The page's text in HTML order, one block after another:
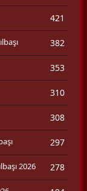
421
382
353
310
308
297
2026 278